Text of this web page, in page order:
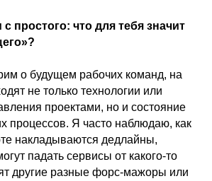
простого: что для тебя значит
о будущем рабочих команд, на
не только технологии или
проектами, но и состояние
процессов. Я часто наблюдаю, как
накладываются дедлайны,
падать сервисы от какого-то
другие разные форс-мажоры или